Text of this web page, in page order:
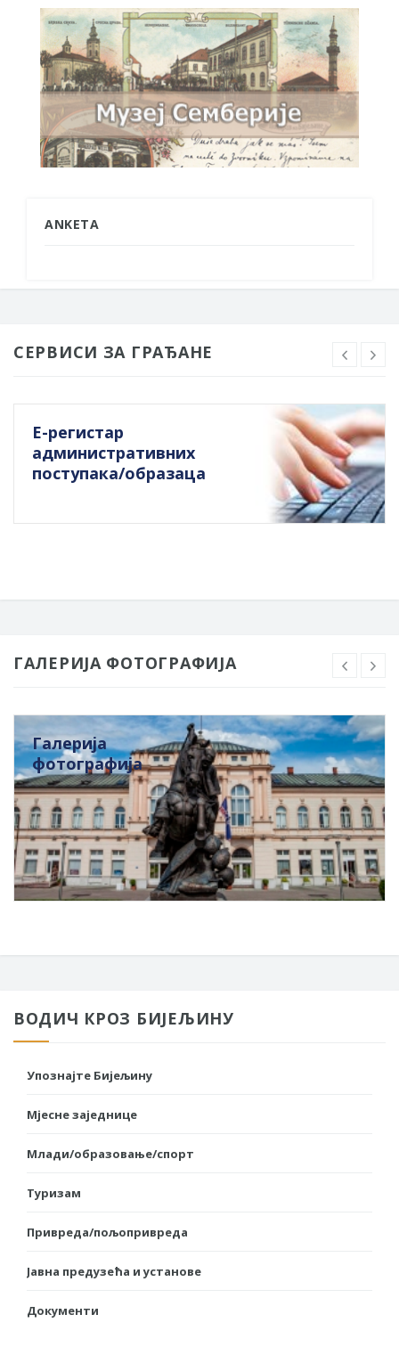
ANKETA
СЕРВИСИ ЗА ГРАЂАНЕ
Е-регистар
административних
поступака/образаца
ГАЛЕРИЈА ФОТОГРАФИЈА
Галерија
фотографија
ВОДИЧ КРОЗ БИЈЕЉИНУ
Упознајте Бијељину
Мјесне заједнице
Млади/образовање/спорт
Туризам
Привреда/пољопривреда
Јавна предузећа и установе
Документи